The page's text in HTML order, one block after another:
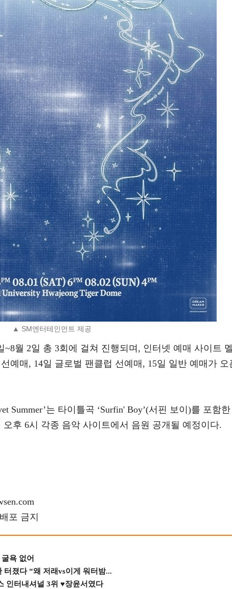
▲ SM엔터테인먼트 제공
~8월 2일 총 3회에 걸쳐 진행되며, 인터넷 예매 사이트
예매, 14일 글로벌 팬클럽 선예매, 15일 일반 예매가 오
Summer’는 타이틀곡 ‘Surfin' Boy’(서핀 보이)를 포함한
후 6시 각종 음악 사이트에서 음원 공개될 예정이다.
포 금지
욕 없어
졌다 “왜 저래vs이게 워터밤...
인터내셔널 3위 ♥장윤서였다